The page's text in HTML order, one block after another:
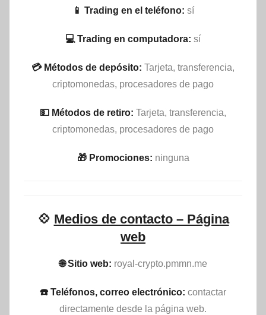
📱 Trading en el teléfono: sí
💻 Trading en computadora: sí
💳 Métodos de depósito: Tarjeta, transferencia,
criptomonedas, procesadores de pago
💵​ Métodos de retiro: Tarjeta, transferencia,
criptomonedas, procesadores de pago
🎁 Promociones: ninguna
💠 Medios de contacto – Página
web
🌐 Sitio web: royal-crypto.pmmn.me
☎️ Teléfonos, correo electrónico: contactar
directamente desde la página web.